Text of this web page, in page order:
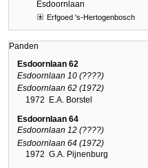
Esdoornlaan
Erfgoed 's-Hertogenbosch
Panden
Esdoornlaan 62
Esdoornlaan 10 (????)
Esdoornlaan 62 (1972)
1972 E.A. Borstel
Esdoornlaan 64
Esdoornlaan 12 (????)
Esdoornlaan 64 (1972)
1972 G.A. Pijnenburg